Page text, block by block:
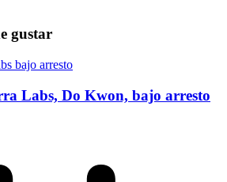
gustar
Labs, Do Kwon, bajo arresto